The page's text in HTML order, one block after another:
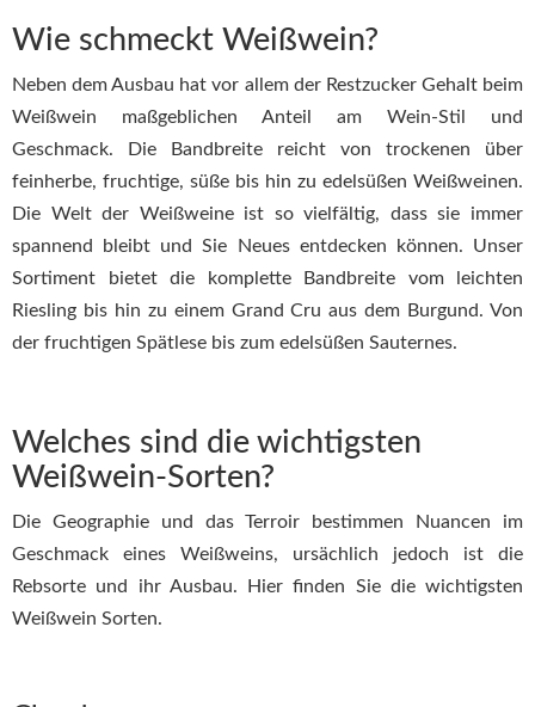
Wie schmeckt Weißwein?
Neben dem Ausbau hat vor allem der Restzucker Gehalt beim
Weißwein maßgeblichen Anteil am Wein-Stil und
Geschmack. Die Bandbreite reicht von trockenen über
feinherbe, fruchtige, süße bis hin zu edelsüßen Weißweinen.
Die Welt der Weißweine ist so vielfältig, dass sie immer
spannend bleibt und Sie Neues entdecken können. Unser
Sortiment bietet die komplette Bandbreite vom leichten
Riesling bis hin zu einem Grand Cru aus dem Burgund. Von
der fruchtigen Spätlese bis zum edelsüßen Sauternes.
Welches sind die wichtigsten
Weißwein-Sorten?
Die Geographie und das Terroir bestimmen Nuancen im
Geschmack eines Weißweins, ursächlich jedoch ist die
Rebsorte und ihr Ausbau. Hier finden Sie die wichtigsten
Weißwein Sorten.